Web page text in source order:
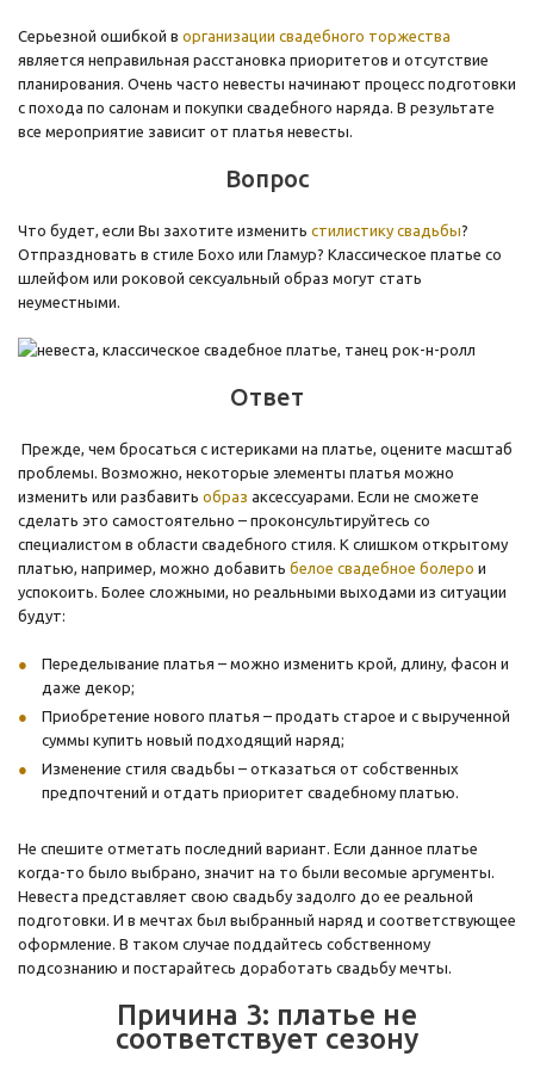
Серьезной ошибкой в организации свадебного торжества
является неправильная расстановка приоритетов и отсутствие
планирования. Очень часто невесты начинают процесс подготовки
с похода по салонам и покупки свадебного наряда. В результате
все мероприятие зависит от платья невесты.
Вопрос
Что будет, если Вы захотите изменить стилистику свадьбы?
Отпраздновать в стиле Бохо или Гламур? Классическое платье со
шлейфом или роковой сексуальный образ могут стать
неуместными.
Ответ
Прежде, чем бросаться с истериками на платье, оцените масштаб
проблемы. Возможно, некоторые элементы платья можно
изменить или разбавить образ аксессуарами. Если не сможете
сделать это самостоятельно – проконсультируйтесь со
специалистом в области свадебного стиля. К слишком открытому
платью, например, можно добавить белое свадебное болеро и
успокоить. Более сложными, но реальными выходами из ситуации
будут:
Переделывание платья – можно изменить крой, длину, фасон и
даже декор;
Приобретение нового платья – продать старое и с вырученной
суммы купить новый подходящий наряд;
Изменение стиля свадьбы – отказаться от собственных
предпочтений и отдать приоритет свадебному платью.
Не спешите отметать последний вариант. Если данное платье
когда-то было выбрано, значит на то были весомые аргументы.
Невеста представляет свою свадьбу задолго до ее реальной
подготовки. И в мечтах был выбранный наряд и соответствующее
оформление. В таком случае поддайтесь собственному
подсознанию и постарайтесь доработать свадьбу мечты.
Причина 3: платье не
соответствует сезону